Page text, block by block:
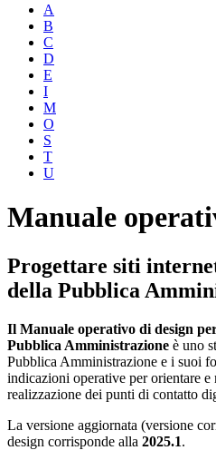
A
B
C
D
E
I
M
O
S
T
U
Manuale
Progettare siti
della Pubblica
Il Manuale operativo di design
Pubblica Amministrazione è uno
Pubblica Amministrazione e i suoi
indicazioni operative per orientare
realizzazione dei punti di contatto
La versione aggiornata (versione
design corrisponde alla 2025.1.